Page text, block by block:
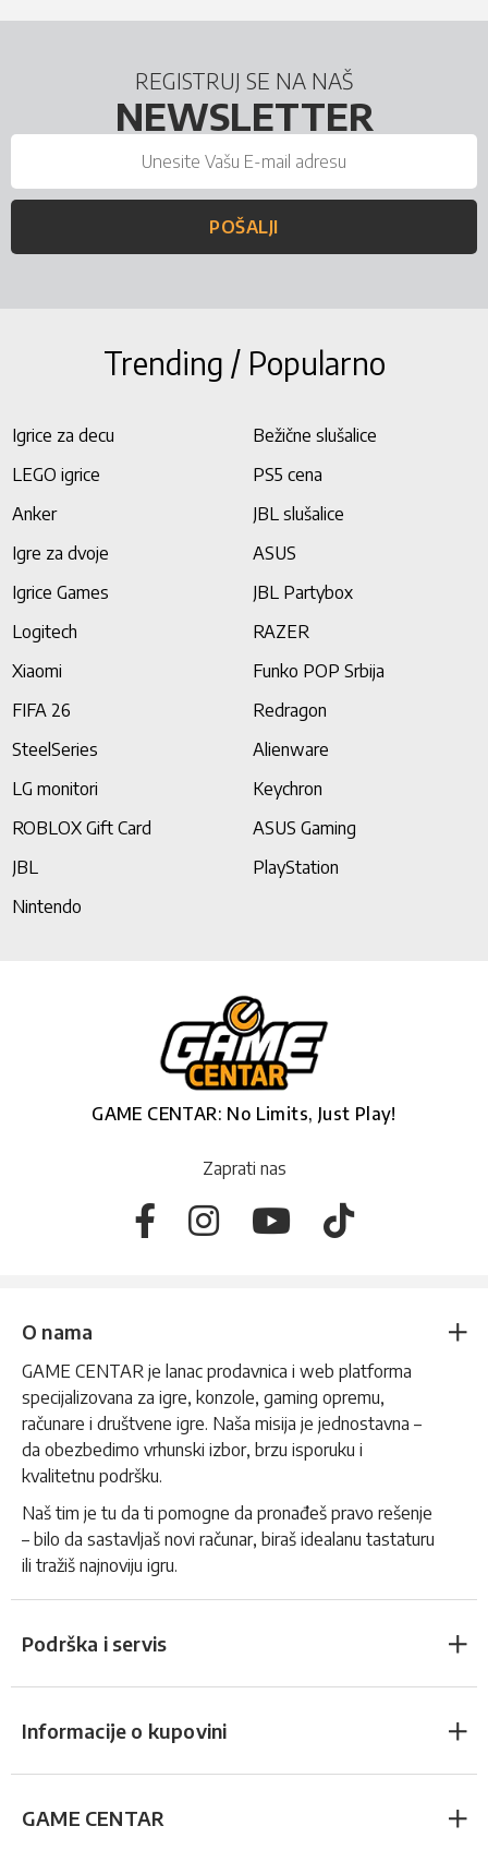
REGISTRUJ SE NA NAŠ
NEWSLETTER
POŠALJI
Trending / Popularno
Igrice za decu
Bežične slušalice
LEGO igrice
PS5 cena
Anker
JBL slušalice
Igre za dvoje
ASUS
Igrice Games
JBL Partybox
Logitech
RAZER
Xiaomi
Funko POP Srbija
FIFA 26
Redragon
SteelSeries
Alienware
LG monitori
Keychron
ROBLOX Gift Card
ASUS Gaming
JBL
PlayStation
Nintendo
GAME CENTAR: No Limits, Just Play!
Zaprati nas
O nama
GAME CENTAR je lanac prodavnica i web platforma
specijalizovana za igre, konzole, gaming opremu,
računare i društvene igre. Naša misija je jednostavna –
da obezbedimo vrhunski izbor, brzu isporuku i
kvalitetnu podršku.
Naš tim je tu da ti pomogne da pronađeš pravo rešenje
– bilo da sastavljaš novi računar, biraš idealanu tastaturu
ili tražiš najnoviju igru.
Podrška i servis
Informacije o kupovini
GAME CENTAR